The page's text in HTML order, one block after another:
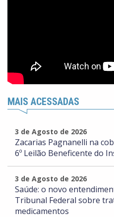
MAIS ACESSADAS
3 de Agosto de 2026
Zacarias Pagnanelli na
6º Leilão Beneficente do
3 de Agosto de 2026
Saúde: o novo
Tribunal Federal sobre
medicamentos